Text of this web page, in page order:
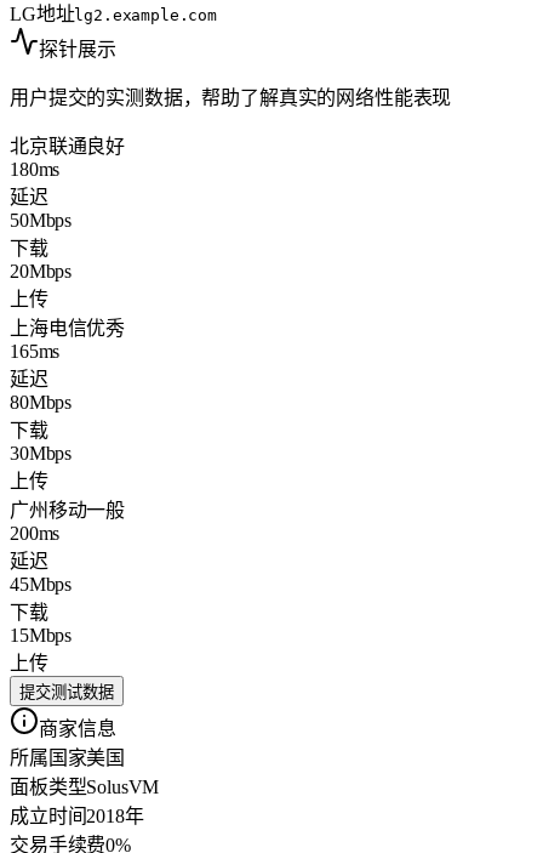
LG地址lg2.example.com
探针展示
用户提交的实测数据，帮助了解真实的网络性能表现
北京联通 良好
180ms
延迟
50Mbps
下载
20Mbps
上传
上海电信优秀
165ms
延迟
80Mbps
下载
30Mbps
上传
广州移动一般
200ms
延迟
45Mbps
下载
15Mbps
上传
提交测试数据
商家信息
所属国家美国
面板类型SolusVM
成立时间2018年
交易手续费0%